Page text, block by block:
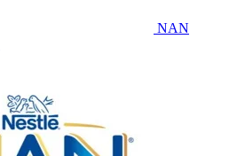
NAN